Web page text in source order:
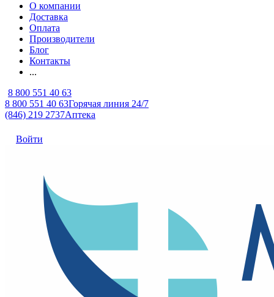
О компании
Доставка
Оплата
Производители
Блог
Контакты
...
8 800 551 40 63
8 800 551 40 63Горячая линия 24/7
(846) 219 2737Аптека
Войти